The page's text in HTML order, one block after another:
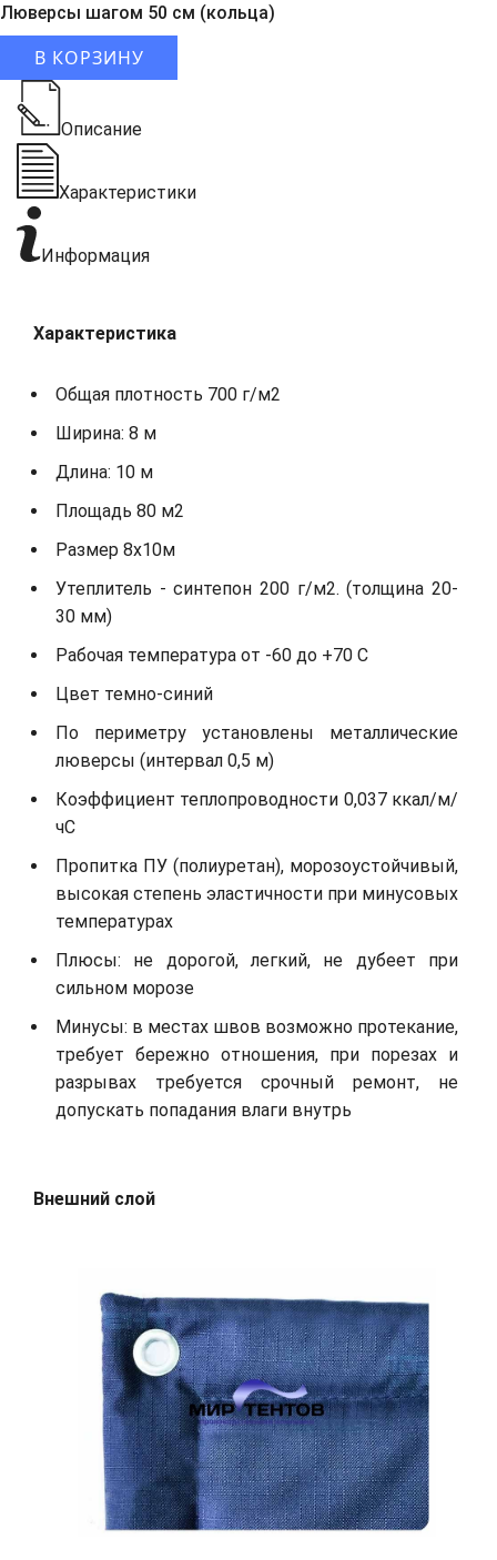
Люверсы шагом 50 см (кольца)
В КОРЗИНУ
Описание
Характеристики
Информация
Характеристика
Общая плотность 700 г/м2
Ширина: 8 м
Длина: 10 м
Площадь 80 м2
Размер 8х10м
Утеплитель - синтепон 200 г/м2. (толщина 20-
30 мм)
Рабочая температура от -60 до +70 С
Цвет темно-синий
По периметру установлены металлические
люверсы (интервал 0,5 м)
Коэффициент теплопроводности 0,037 ккал/м/
чС
Пропитка ПУ (полиуретан), морозоустойчивый,
высокая степень эластичности при минусовых
температурах
Плюсы: не дорогой, легкий, не дубеет при
сильном морозе
Минусы: в местах швов возможно протекание,
требует бережно отношения, при порезах и
разрывах требуется срочный ремонт, не
допускать попадания влаги внутрь
Внешний слой